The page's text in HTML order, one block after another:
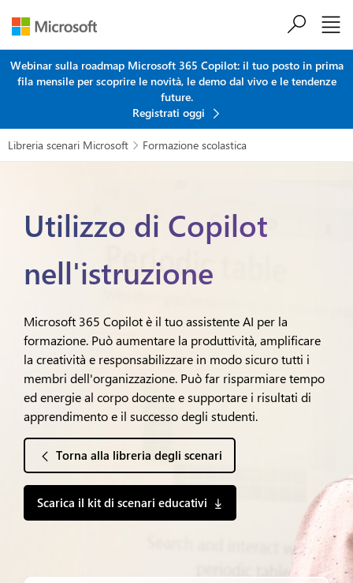
Webinar sulla roadmap Microsoft 365 Copilot: il tuo posto in prima
fila mensile per scoprire le novità, le demo dal vivo e le tendenze
future.
Registrati oggi
Libreria scenari Microsoft  Formazione scolastica
Utilizzo di Copilot
nell'istruzione
Microsoft 365 Copilot è il tuo assistente AI per la
formazione. Può aumentare la produttività, amplificare
la creatività e responsabilizzare in modo sicuro tutti i
membri dell'organizzazione. Può far risparmiare tempo
ed energie al corpo docente e supportare i risultati di
apprendimento e il successo degli studenti.
Torna alla libreria degli scenari
Scarica il kit di scenari educativi